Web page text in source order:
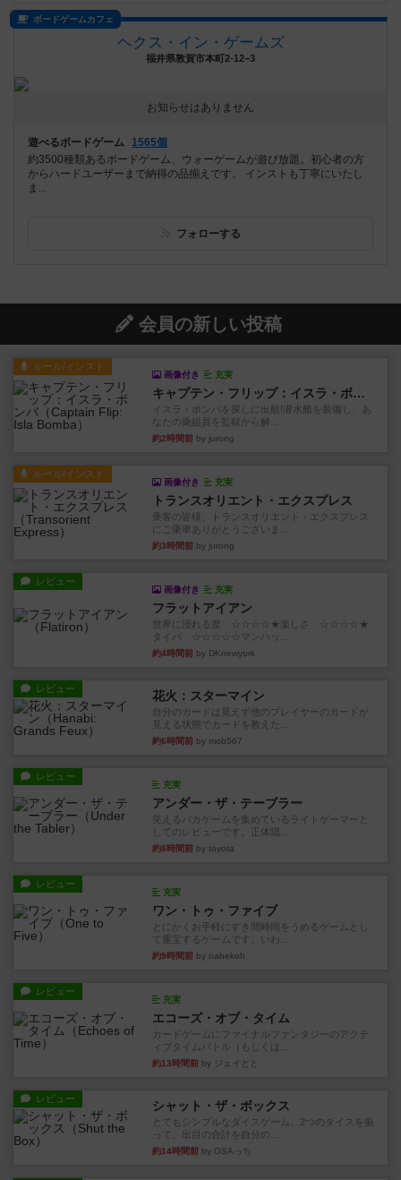
ボードゲームカフェ
ヘクス・イン・ゲームズ
福井県敦賀市本町2-12−3
お知らせはありません
遊べるボードゲーム
1565個
約3500種類あるボードゲーム、ウォーゲームが遊び放題。初心者の方
からハードユーザーまで納得の品揃えです。 インストも丁寧にいたし
ま...
フォローする
会員の新しい投稿
ルール/インスト
画像付き 充実
キャプテン・フリップ：イスラ・ボンバ
イスラ・ボンバを探しに出航!潜水艦を装備し、あ
なたの乗組員を監獄から解...
約2時間前 by jurong
ルール/インスト
画像付き 充実
トランスオリエント・エクスプレス
乗客の皆様、トランスオリエント・エクスプレス
にご乗車ありがとうございま...
約3時間前 by jurong
レビュー
画像付き 充実
フラットアイアン
世界に浸れる度 ☆☆☆☆★楽しさ ☆☆☆☆★
タイパ ☆☆☆☆☆マンハッ...
約4時間前 by DKnewyork
レビュー 花火：スターマイン
自分のカードは見えず他のプレイヤーのカードが
見える状態でカードを教えた...
約6時間前 by mob567
レビュー
充実
アンダー・ザ・テーブラー
笑えるバカゲームを集めているライトゲーマーと
してのレビューです。正体隠...
約8時間前 by toyota
レビュー
充実
ワン・トゥ・ファイブ
とにかくお手軽にすき間時間をうめるゲームとし
て重宝するゲームです。いわ...
約9時間前 by nabekoh
レビュー
充実
エコーズ・オブ・タイム
カードゲームにファイナルファンタジーのアクテ
ィブタイムバトル（もしくは...
約13時間前 by ジェイとと
レビュー シャット・ザ・ボックス
とてもシンプルなダイスゲーム。2つのダイスを振
って、出目の合計を自分の...
約14時間前 by OSAっち